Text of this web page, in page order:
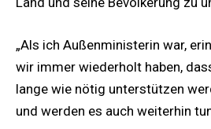
„Als ich Außenministerin war,
wir immer wiederholt haben,
lange wie nötig unterstützen
und werden es auch weiterhin